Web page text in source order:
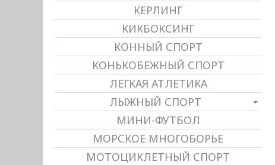
КЕРЛИНГ
КИКБОКСИНГ
КОННЫЙ СПОРТ
КОНЬКОБЕЖНЫЙ СПОРТ
ЛЕГКАЯ АТЛЕТИКА
ЛЫЖНЫЙ СПОРТ
МИНИ-ФУТБОЛ
МОРСКОЕ МНОГОБОРЬЕ
МОТОЦИКЛЕТНЫЙ СПОРТ